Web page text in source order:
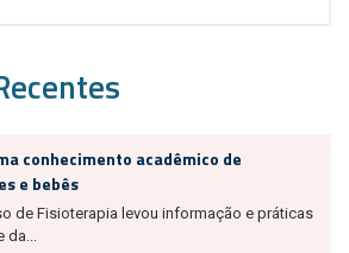
conhecimento acadêmico de
e bebês
de Fisioterapia levou informação e práticas